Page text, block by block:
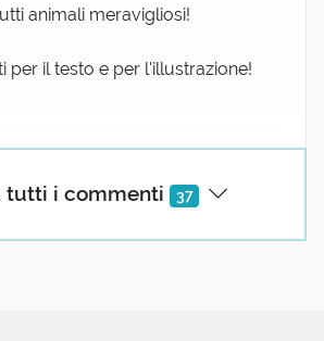
tutti i commenti 37
animali meravigliosi!
per il testo e per l'illustrazione!
2021 17:08